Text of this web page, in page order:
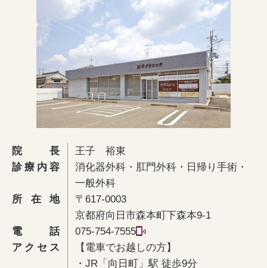
院長
王子 裕東
診療内容
消化器外科・肛門外科・日帰り手術・
一般外科
所在地
〒617-0003
京都府向日市森本町下森本9-1
電話
075-754-7555
アクセス
【電車でお越しの方】
・JR「向日町」駅 徒歩9分